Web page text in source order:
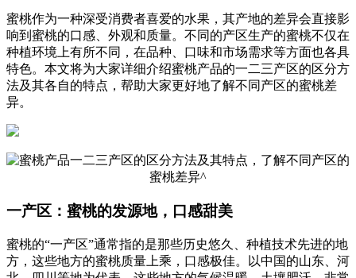
蜜桃作为一种深受消费者喜爱的水果，其产地的差异会直接影
响到蜜桃的口感、外观和质量。不同的产区生产的蜜桃不仅在
种植环境上有所不同，在品种、口味和市场需求等方面也各具
特色。本文将为大家详细介绍蜜桃产品的一二三产区的区分方
法及其各自的特点，帮助大家更好地了解不同产区的蜜桃差
异。
一产区：蜜桃的发源地，口感甜美
蜜桃的“一产区”通常指的是那些历史悠久、种植技术先进的地
方，这些地方的蜜桃质量上乘，口感极佳。以中国的山东、河